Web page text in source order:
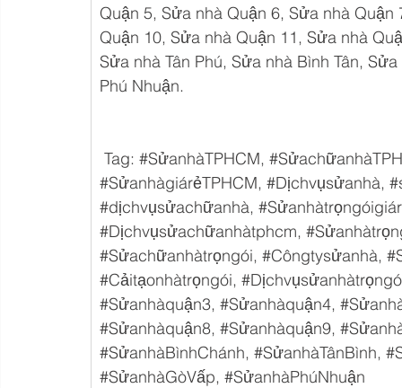
Quận 5, Sửa nhà Quận 6, Sửa nhà
Quận 10, Sửa nhà Quận 11, Sửa nhà
Sửa nhà Tân Phú, Sửa nhà Bình Tân,
Phú Nhuận.
Tag: #SửanhàTPHCM,
#SửanhàgiárẻTPHCM, #Dịchvụsửanhà,
#dịchvụsửachữanhà,
#Dịchvụsửachữanhàtphcm,
#Sửachữanhàtrọngói, #Côngtysửanhà,
#Cảitạonhàtrọngói,
#Sửanhàquận3, #Sửanhàquận4,
#Sửanhàquận8, #Sửanhàquận9,
#SửanhàBìnhChánh, #SửanhàTânBình,
#SửanhàGòVấp, #SửanhàPhúNhuận